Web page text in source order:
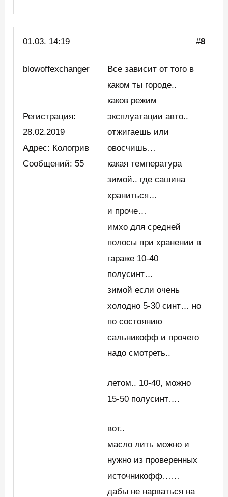
01.03. 14:19 #8
blowoffexchanger
Регистрация:
28.02.2019
Адрес: Кологрив
Сообщений: 55
Все зависит от того в
каком ты городе..
каков режим
эксплуатации авто..
отжигаешь или
овосчишь…
какая температура
зимой.. где сашина
храниться…
и проче…
имхо для средней
полосы при хранении в
гараже 10-40
полусинт…
зимой если очень
холодно 5-30 синт… но
по состоянию
сальникофф и прочего
надо смотреть..
летом.. 10-40, можно
15-50 полусинт….
вот..
масло лить можно и
нужно из проверенных
источникофф……
дабы не нарваться на